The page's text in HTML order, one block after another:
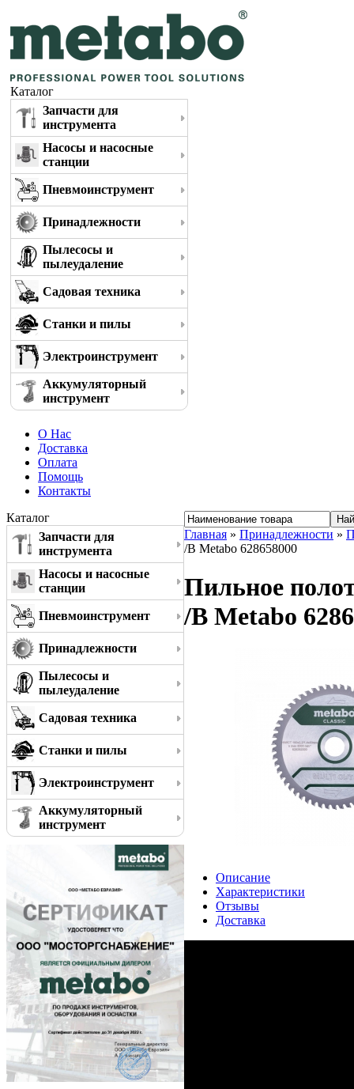
Каталог
Запчасти для
инструмента
Насосы и насосные
станции
Пневмоинструмент
Принадлежности
Пылесосы и
пылеудаление
Садовая техника
Станки и пилы
Электроинструмент
Аккумуляторный
инструмент
О Нас
Доставка
Оплата
Помощь
Контакты
Каталог
Запчасти для
инструмента
Насосы и насосные
станции
Пневмоинструмент
Принадлежности
Пылесосы и
пылеудаление
Садовая техника
Станки и пилы
Электроинструмент
Аккумуляторный
инструмент
Главная » Принадлежности »
/B Metabo 628658000
Пильное
/B Metabo
Описание
Характеристики
Отзывы
Доставка